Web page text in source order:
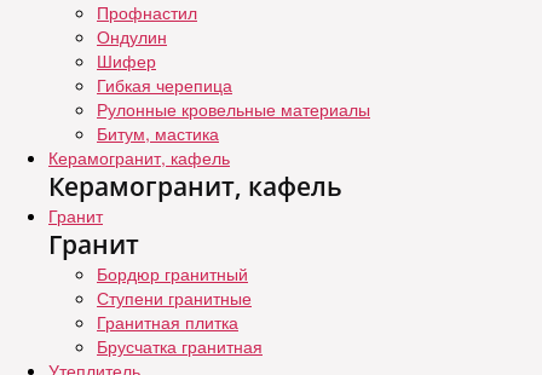
Профнастил
Ондулин
Шифер
Гибкая черепица
Рулонные кровельные материалы
Битум, мастика
Керамогранит, кафель
Керамогранит, кафель
Гранит
Гранит
Бордюр гранитный
Ступени гранитные
Гранитная плитка
Брусчатка гранитная
Утеплитель